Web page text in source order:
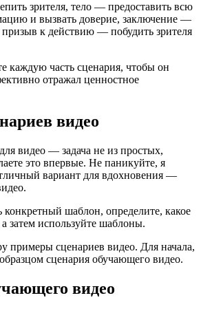
зрителя, тело — предоставить всю
и вызвать доверие, заключение —
призыв к действию — побудить зрителя
каждую часть сценария, чтобы он
отражал ценностное
видео
видео — задача не из простых,
это впервые. Не паникуйте, я
вариант для вдохновения —
шаблон, определите, какое
а затем используйте шаблоны.
примеры сценариев видео. Для начала,
сценария обучающего видео.
видео